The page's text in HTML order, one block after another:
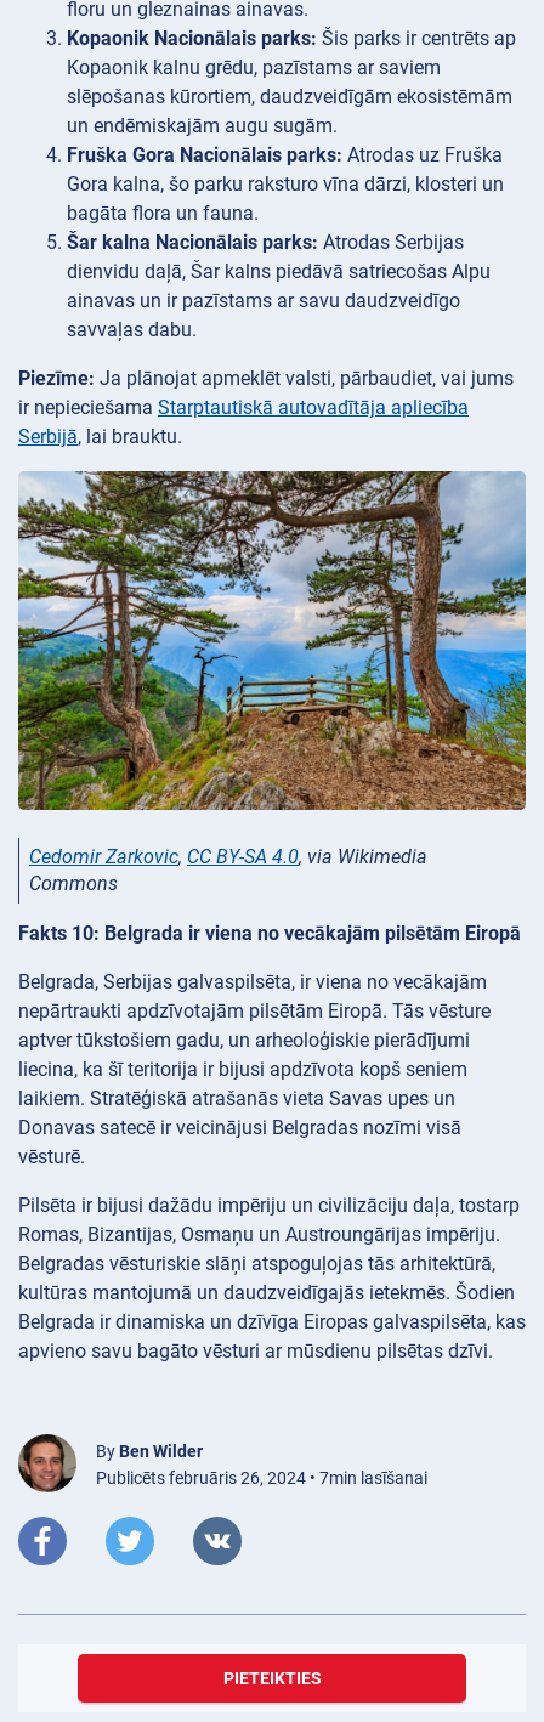
floru un gleznainas ainavas.
Kopaonik Nacionālais parks: Šis parks ir centrēts ap
Kopaonik kalnu grēdu, pazīstams ar saviem
slēpošanas kūrortiem, daudzveidīgām ekosistēmām
un endēmiskajām augu sugām.
Fruška Gora Nacionālais parks: Atrodas uz Fruška
Gora kalna, šo parku raksturo vīna dārzi, klosteri un
bagāta flora un fauna.
Šar kalna Nacionālais parks: Atrodas Serbijas
dienvidu daļā, Šar kalns piedāvā satriecošas Alpu
ainavas un ir pazīstams ar savu daudzveidīgo
savvaļas dabu.
Piezīme: Ja plānojat apmeklēt valsti, pārbaudiet, vai jums
ir nepieciešama Starptautiskā autovadītāja apliecība
Serbijā, lai brauktu.
Cedomir Zarkovic, CC BY-SA 4.0, via Wikimedia
Commons
Fakts 10: Belgrada ir viena no vecākajām pilsētām Eiropā
Belgrada, Serbijas galvaspilsēta, ir viena no vecākajām
nepārtraukti apdzīvotajām pilsētām Eiropā. Tās vēsture
aptver tūkstošiem gadu, un arheoloģiskie pierādījumi
liecina, ka šī teritorija ir bijusi apdzīvota kopš seniem
laikiem. Stratēģiskā atrašanās vieta Savas upes un
Donavas satecē ir veicinājusi Belgradas nozīmi visā
vēsturē.
Pilsēta ir bijusi dažādu impēriju un civilizāciju daļa, tostarp
Romas, Bizantijas, Osmaņu un Austroungārijas impēriju.
Belgradas vēsturiskie slāņi atspoguļojas tās arhitektūrā,
kultūras mantojumā un daudzveidīgajās ietekmēs. Šodien
Belgrada ir dinamiska un dzīvīga Eiropas galvaspilsēta, kas
apvieno savu bagāto vēsturi ar mūsdienu pilsētas dzīvi.
By Ben Wilder
Publicēts februāris 26, 2024 • 7min lasīšanai
PIETEIKTIES